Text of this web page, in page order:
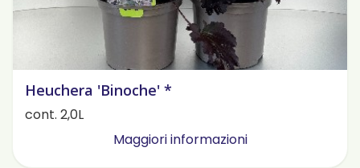
Heuchera 'Binoche' *
cont. 2,0L
Maggiori informazioni